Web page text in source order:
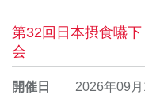
第32回日本摂食嚥
会
開催日
2026年09